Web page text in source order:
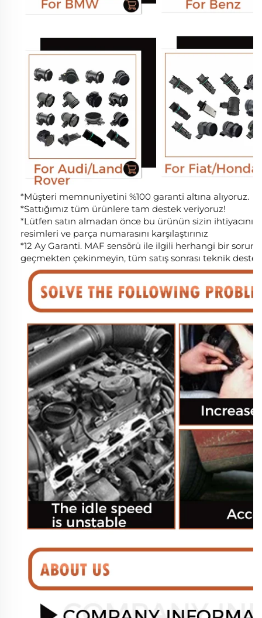
*Müşteri memnuniyetini %100 garanti altına alıyoruz.
*Sattığımız tüm ürünlere tam destek veriyoruz!
*Lütfen satın almadan önce bu ürünün sizin
resimleri ve parça numarasını karşılaştırınız
*12 Ay Garanti. MAF sensörü ile ilgili herhangi bir
geçmekten çekinmeyin, tüm satış sonrası teknik